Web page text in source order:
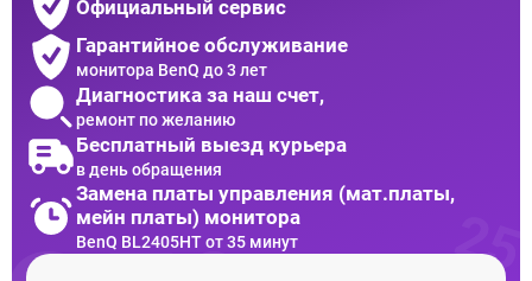
Официальный сервис
Гарантийное обслуживание
монитора BenQ до 3 лет
Диагностика за наш счет,
ремонт по желанию
Бесплатный выезд курьера
в день обращения
Замена платы управления (мат.платы,
мейн платы) монитора
BenQ BL2405HT от 35 минут